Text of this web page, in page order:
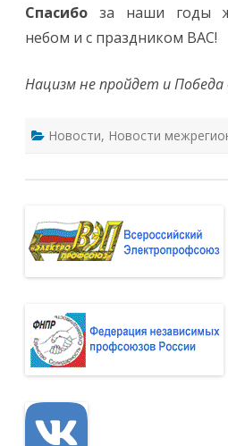
Спасибо за наши годы
небом и с праздником ВАС!
Нацизм не пройдет и
Новости, Новости